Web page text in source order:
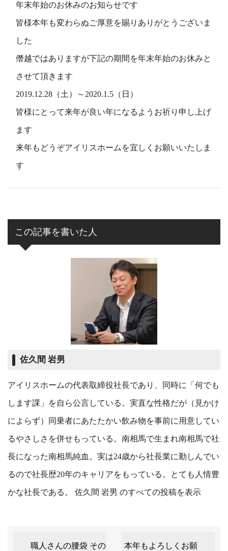
年末年始のお休みのお知らせです
皆様本年も変わらぬご厚意を賜りありがとうございま
した
僭越ではありますが下記の期間を年末年始のお休みと
させて頂きます
2019.12.28（土）～2020.1.5（日）
皆様にとって来年が良い年になるようお祈り申し上げ
ます
来年もどうぞアイリスホームを宜しくお願いいたしま
す
この記事を書いた人
佐久間 岩男
アイリスホームの代表取締役社長であり、同時に「何でも
します課」を自ら公言している。実直な性格だが（見かけ
によらず）同乗者にあたたかい飲み物を事前に用意してい
るやさしさを併せもっている。南相馬で生まれ南相馬で社
長になった南相馬純血。実は24歳から社長業に勤しんでい
るので社長歴20年のキャリアをもっている。とても人情豊
かな社長である。 佐久間 岩男 のすべての投稿を表示
職人さんの腰袋 その 本年もよろしくお願